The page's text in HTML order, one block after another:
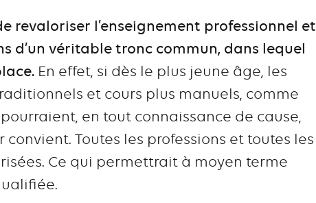
revaloriser l’enseignement professionnel et
d’un véritable tronc commun, dans lequel
En effet, si dès le plus jeune âge, les
et cours plus manuels, comme
en tout connaissance de cause,
Toutes les professions et toutes les
Ce qui permettrait à moyen terme